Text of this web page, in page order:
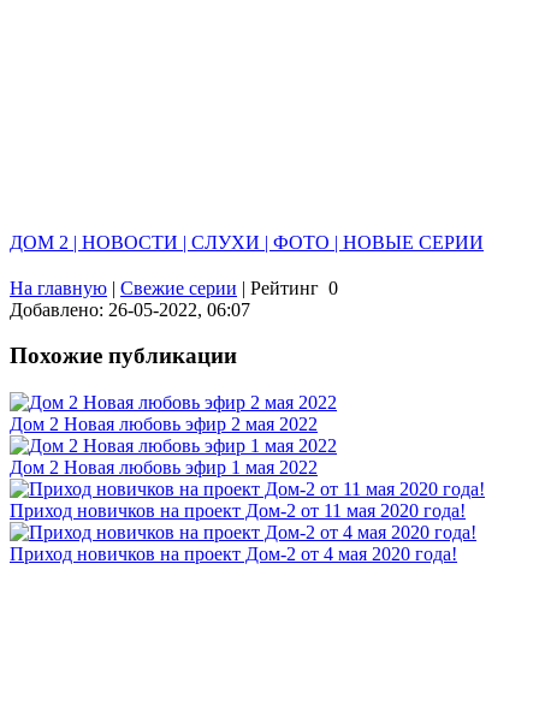
ДОМ 2 | НОВОСТИ | СЛУХИ | ФОТО | НОВЫЕ СЕРИИ
На главную | Свежие серии | Рейтинг 0
Добавлено: 26-05-2022, 06:07
Похожие публикации
Дом 2 Новая любовь эфир 2 мая 2022
Дом 2 Новая любовь эфир 1 мая 2022
Приход новичков на проект Дом-2 от 11 мая 2020 года!
Приход новичков на проект Дом-2 от 4 мая 2020 года!